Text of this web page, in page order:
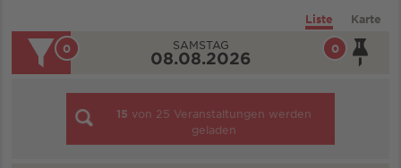
Liste Karte
0
0 SAMSTAG
08.08.2026
15 von 25 Veranstaltungen werden
geladen